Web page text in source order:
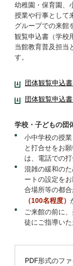
幼稚園・保育園、
授業や行事として
グループでの来館
観覧申込書（学校
当館教育普及担当
す。
団体観覧申込
団体観覧申込
学校・子どもの団
小中学校の授
と打合せをお
は、電話での
混雑の緩和の
ートの設定を
合場所等の都
（100名程度）
ご来館の前に
徒にご指導いた
PDF形式のフ